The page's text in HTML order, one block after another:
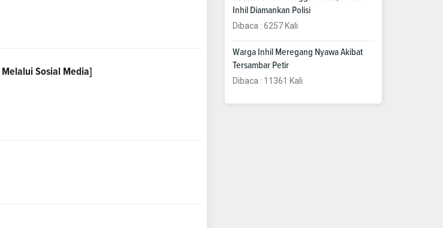
Melalui Sosial Media]
Inhil Diamankan Polisi
Dibaca : 6257 Kali
Warga Inhil Meregang Nyawa Akibat
Tersambar Petir
Dibaca : 11361 Kali